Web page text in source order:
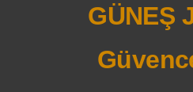
GÜNEŞ